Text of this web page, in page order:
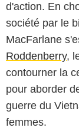
d'action. En
société par le
MacFarlane
Roddenberry,
contourner la
pour aborder
guerre du
femmes.